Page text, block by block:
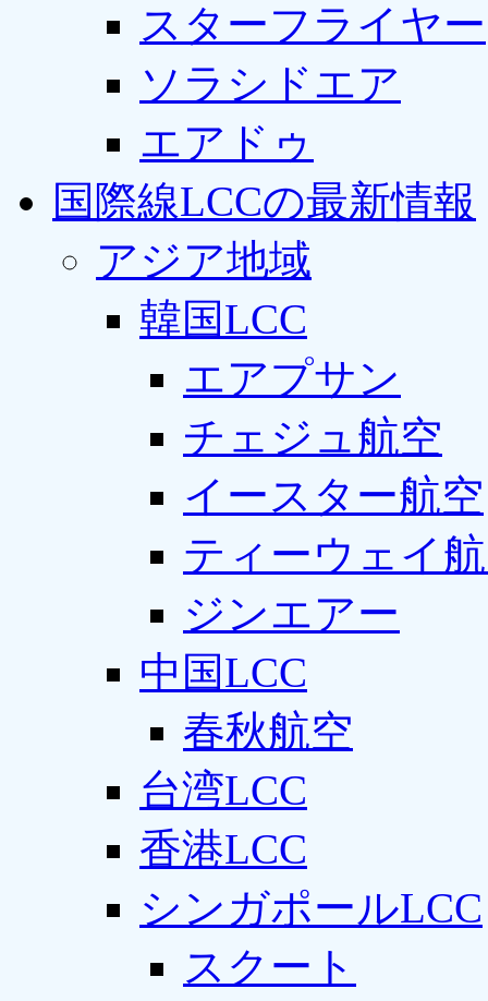
スターフライヤー
ソラシドエア
エアドゥ
国際線LCCの最新情報
アジア地域
韓国LCC
エアプサン
チェジュ航空
イースター航空
ティーウェイ
ジンエアー
中国LCC
春秋航空
台湾LCC
香港LCC
シンガポールLCC
スクート